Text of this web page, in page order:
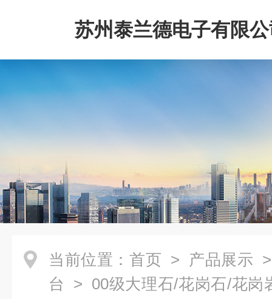
苏州泰兰德电子有限
当前位置： 首页 > 产品展示
台 > 00级大理石/花岗石/花岗